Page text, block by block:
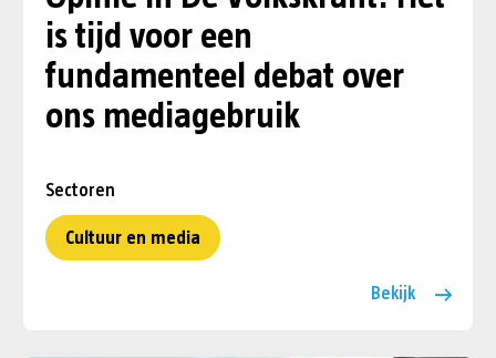
is tijd voor een
fundamenteel debat over
ons mediagebruik
Sectoren
Cultuur en media
Bekijk